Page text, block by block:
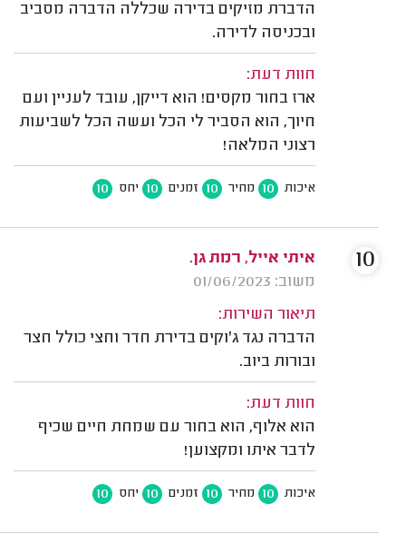
הדברת מזיקים בדירה שכללה הדברה מסביב
ובכניסה לדירה.
חוות דעת:
ארז בחור מקסים! הוא דייקן, עובד לעניין ועם
חיוך, הוא הסביר לי הכל ועשה הכל לשביעות
רצוני המלאה!
איכות 10 מחיר 10 זמנים 10 יחס 10
איתי אייל, רמת גן.
משוב: 01/06/2023
תיאור השירות:
הדברה נגד ג'וקים בדירת חדר וחצי כולל חצר
ובורות ביוב.
חוות דעת:
הוא אלוף, הוא בחור עם שמחת חיים שכיף
לדבר איתו ומקצוען!
איכות 10 מחיר 10 זמנים 10 יחס 10
10